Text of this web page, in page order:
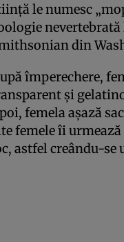
le numesc
din
împerechere,
și
femela așază
femele îi
astfel creându-se